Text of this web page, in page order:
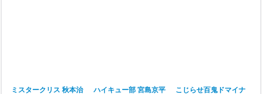
ミスタークリス 秋本治
ハイキュー部 宮島京平
こじらせ百鬼ドマイナ